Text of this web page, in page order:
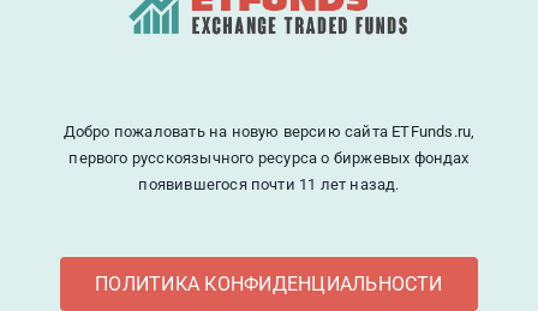
Добро пожаловать на новую версию сайта ETFunds.ru,
первого русскоязычного ресурса о биржевых фондах
появившегося почти 11 лет назад.
ПОЛИТИКА КОНФИДЕНЦИАЛЬНОСТИ